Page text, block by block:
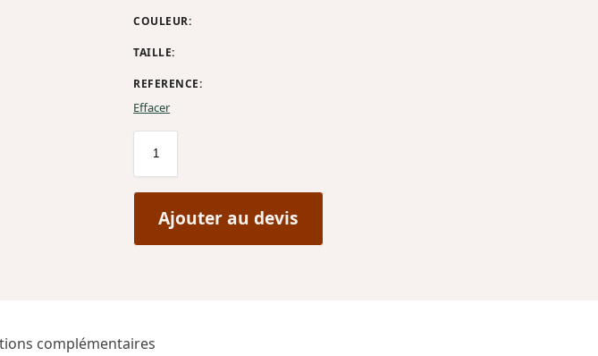
COULEUR:
TAILLE:
REFERENCE:
Effacer
Ajouter au devis
complémentaires